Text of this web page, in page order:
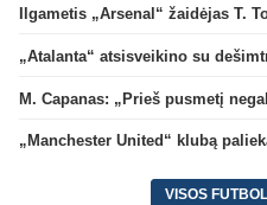
„Manchester United“ klubą
VISOS